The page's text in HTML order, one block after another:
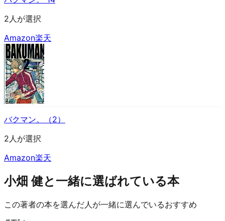
2人が選択
Amazon楽天
バクマン。（2）
2人が選択
Amazon楽天
小畑 健と一緒に選ばれている本
この著者の本を選んだ人が一緒に選んでいるおすすめ